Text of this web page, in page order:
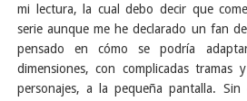
mi lectura, la cual debo decir que
serie aunque me he declarado un fan
pensado en cómo se podría
dimensiones, con complicadas tramas
personajes, a la pequeña pantalla. Sin